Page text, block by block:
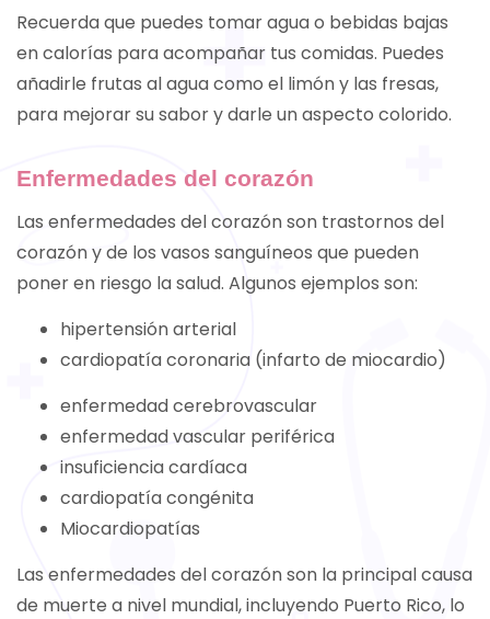
Recuerda que puedes tomar agua o bebidas bajas
en calorías para acompañar tus comidas. Puedes
añadirle frutas al agua como el limón y las fresas,
para mejorar su sabor y darle un aspecto colorido.
Enfermedades del corazón
Las enfermedades del corazón son trastornos del
corazón y de los vasos sanguíneos que pueden
poner en riesgo la salud. Algunos ejemplos son:
hipertensión arterial
cardiopatía coronaria (infarto de miocardio)
enfermedad cerebrovascular
enfermedad vascular periférica
insuficiencia cardíaca
cardiopatía congénita
Miocardiopatías
Las enfermedades del corazón son la principal causa
de muerte a nivel mundial, incluyendo Puerto Rico, lo